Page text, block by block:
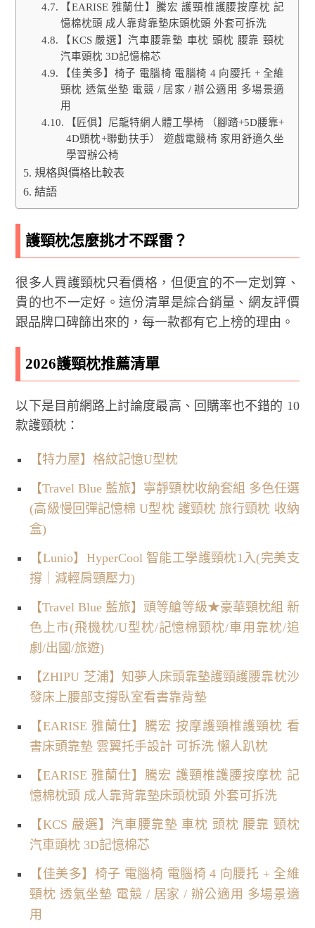
【EARISE 雅蘭仕】騰宏 護頸椎護腰按摩枕 記
憶棉枕頭 成人靠背靠墊床頭枕頭 外套可拆洗
【KCS 嚴選】汽車腰靠墊 車枕 頭枕 腰靠 頸枕
汽車頭枕 3D記憶棉芯
【佳美多】椅子 電腦椅 電腦椅 4 向腰托 + 全維
頸枕 透氣坐墊 電競 / 居家 / 辦公適用 多場景適
用
【匠俱】尼龍特網人體工學椅 （腳踏+5D腰靠+
4D頸枕+聯動扶手） 遊戲電競椅 家用舒適久坐
學習辦公椅
規格與價格比較表
結語
護頸枕怎麼挑才不踩雷？
很多人買護頸枕只看價格，但便宜的不一定划算、
貴的也不一定好。這份清單是綜合銷量、網友評價
跟品牌口碑篩出來的，每一款都有它上榜的理由。
2026護頸枕推薦清單
以下是目前網路上討論度最高、回購率也不錯的 10
款護頸枕：
【特力屋】格紋記憶U型枕
【Travel Blue 藍旅】寧靜頸枕收納套組 多色任選
(高級慢回彈記憶棉 U型枕 護頸枕 旅行頸枕 收納
盒)
【Lunio】HyperCool 智能工學護頸枕1入(完美支
撐｜減輕肩頸壓力)
【Travel Blue 藍旅】頭等艙等級★豪華頸枕組 新
色上市(飛機枕/U型枕/記憶棉頸枕/車用靠枕/追
劇/出國/旅遊)
【ZHIPU 芝浦】知夢人床頭靠墊護頸護腰靠枕沙
發床上腰部支撐臥室看書靠背墊
【EARISE 雅蘭仕】騰宏 按摩護頸椎護頸枕 看
書床頭靠墊 雲翼托手設計 可拆洗 懶人趴枕
【EARISE 雅蘭仕】騰宏 護頸椎護腰按摩枕 記
憶棉枕頭 成人靠背靠墊床頭枕頭 外套可拆洗
【KCS 嚴選】汽車腰靠墊 車枕 頭枕 腰靠 頸枕
汽車頭枕 3D記憶棉芯
【佳美多】椅子 電腦椅 電腦椅 4 向腰托 + 全維
頸枕 透氣坐墊 電競 / 居家 / 辦公適用 多場景適
用